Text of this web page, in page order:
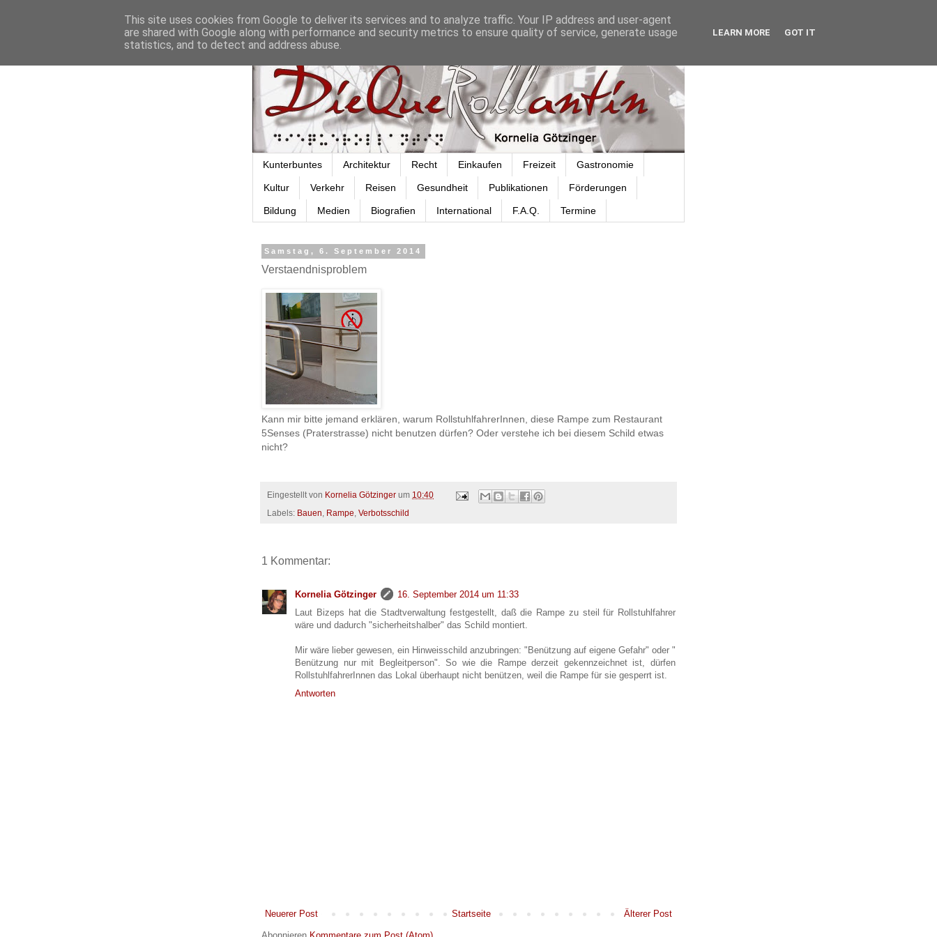
Kunterbuntes Architektur Recht Einkaufen Freizeit Gastronomie
Kultur Verkehr Reisen Gesundheit Publikationen Förderungen
Bildung Medien Biografien International F.A.Q. Termine
Samstag, 6. September 2014
Verstaendnisproblem
‎Kann mir bitte jemand erklären, warum RollstuhlfahrerInnen, diese Rampe zum Restaurant
5Senses (Praterstrasse) nicht benutzen dürfen? Oder verstehe ich bei diesem Schild etwas
nicht?
Eingestellt von Kornelia Götzinger um 10:40
Labels: Bauen Rampe Verbotsschild
1 Kommentar:
Kornelia Götzinger
16. September 2014 um 11:33
Laut Bizeps hat die Stadtverwaltung festgestellt, daß die Rampe zu steil für Rollstuhlfahrer
wäre und dadurch "sicherheitshalber" das Schild montiert.
Mir wäre lieber gewesen, ein Hinweisschild anzubringen: "Benützung auf eigene Gefahr" oder "
Benützung nur mit Begleitperson". So wie die Rampe derzeit gekennzeichnet ist, dürfen
RollstuhlfahrerInnen das Lokal überhaupt nicht benützen, weil die Rampe für sie gesperrt ist.
Antworten
Neuerer Post Älterer Post
Startseite
This site uses cookies from Google to deliver its services and to analyze traffic. Your IP address and user-agent
are shared with Google along with performance and security metrics to ensure quality of service, generate usage
statistics, and to detect and address abuse.
LEARN MORE GOT IT